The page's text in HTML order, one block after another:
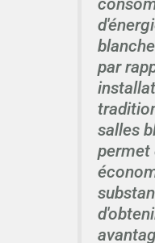
par
salles
permet